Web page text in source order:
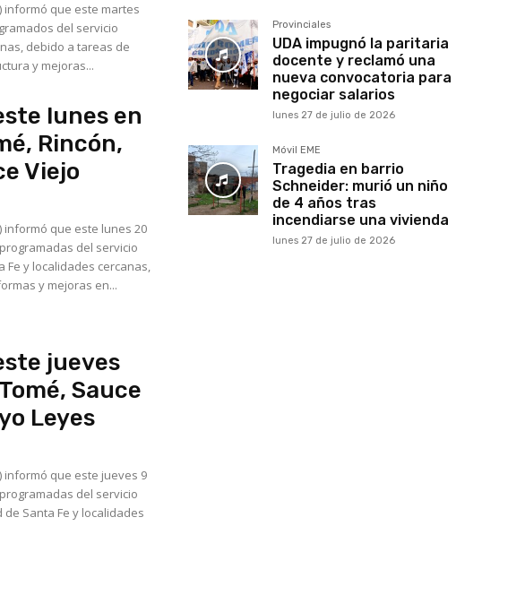
informó que este martes
del servicio
debido a tareas de
y mejoras...
lunes en
Rincón,
Viejo
informó que este lunes 20
del servicio
Fe y localidades cercanas,
y mejoras en...
jueves
Sauce
Leyes
informó que este jueves 9
del servicio
Santa Fe y localidades
Provinciales
UDA impugnó la paritaria
docente y reclamó una
nueva convocatoria para
negociar salarios
lunes 27 de julio de 2026
Móvil EME
Tragedia en barrio
Schneider: murió un niño
de 4 años tras
incendiarse una vivienda
lunes 27 de julio de 2026